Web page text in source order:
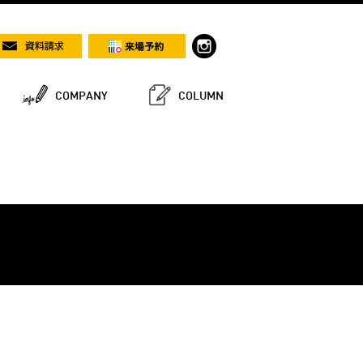
COMPANY COLUMN